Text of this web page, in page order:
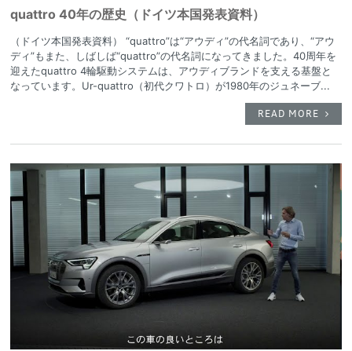
quattro 40年の歴史（ドイツ本国発表資料）
（ドイツ本国発表資料） “quattro”は“アウディ”の代名詞であり、“アウ
ディ”もまた、しばしば“quattro”の代名詞になってきました。40周年を
迎えたquattro 4輪駆動システムは、アウディブランドを支える基盤と
なっています。Ur-quattro（初代クワトロ）が1980年のジュネーブ...
READ MORE